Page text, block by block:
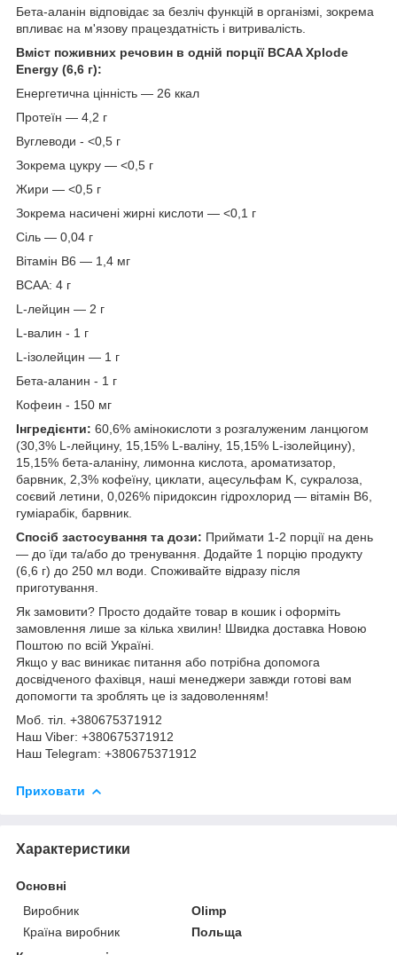
Бета-аланін відповідає за безліч функцій в організмі, зокрема
впливає на м'язову працездатність і витривалість.
Вміст поживних речовин в одній порції BCAA Xplode
Energy (6,6 г):
Енергетична цінність — 26 ккал
Протеїн — 4,2 г
Вуглеводи - <0,5 г
Зокрема цукру — <0,5 г
Жири — <0,5 г
Зокрема насичені жирні кислоти — <0,1 г
Сіль — 0,04 г
Вітамін В6 — 1,4 мг
ВСАА: 4 г
L-лейцин — 2 г
L-валин - 1 г
L-ізолейцин — 1 г
Бета-аланин - 1 г
Кофеин - 150 мг
Інгредієнти: 60,6% амінокислоти з розгалуженим ланцюгом
(30,3% L-лейцину, 15,15% L-валіну, 15,15% L-ізолейцину),
15,15% бета-аланіну, лимонна кислота, ароматизатор,
барвник, 2,3% кофеїну, циклати, ацесульфам K, сукралоза,
соєвий летини, 0,026% піридоксин гідрохлорид — вітамін B6,
гуміарабік, барвник.
Спосіб застосування та дози: Приймати 1-2 порції на день
— до їди та/або до тренування. Додайте 1 порцію продукту
(6,6 г) до 250 мл води. Споживайте відразу після
приготування.
Як замовити? Просто додайте товар в кошик і оформіть
замовлення лише за кілька хвилин! Швидка доставка Новою
Поштою по всій Україні.
Якщо у вас виникає питання або потрібна допомога
досвідченого фахівця, наші менеджери завжди готові вам
допомогти та зроблять це із задоволенням!
Моб. тіл. +380675371912
Наш Viber: +380675371912
Наш Telegram: +380675371912
Приховати
Характеристики
Основні
Виробник
Olimp
Країна виробник
Польща